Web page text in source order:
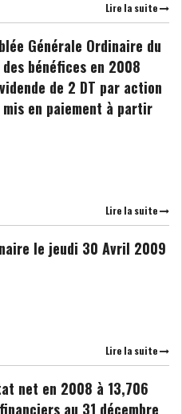
Lire la suite
Générale Ordinaire du
bénéfices en 2008
de 2 DT par action
en paiement à partir
Lire la suite
le jeudi 30 Avril 2009
Lire la suite
net en 2008 à 13,706
au 31 décembre